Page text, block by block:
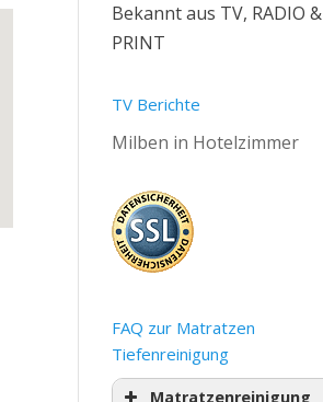
Bekannt aus TV, RADIO &
PRINT
TV Berichte
Milben in Hotelzimmer
FAQ zur Matratzen
Tiefenreinigung
Matratzenreinigung